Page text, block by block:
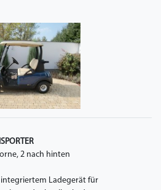
2 nach hinten
Ladegerät für